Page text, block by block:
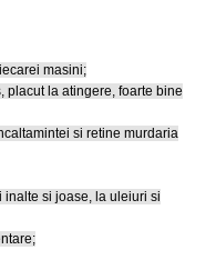
masini;
placut la atingere, foarte bine
si retine murdaria
inalte si joase, la uleiuri si